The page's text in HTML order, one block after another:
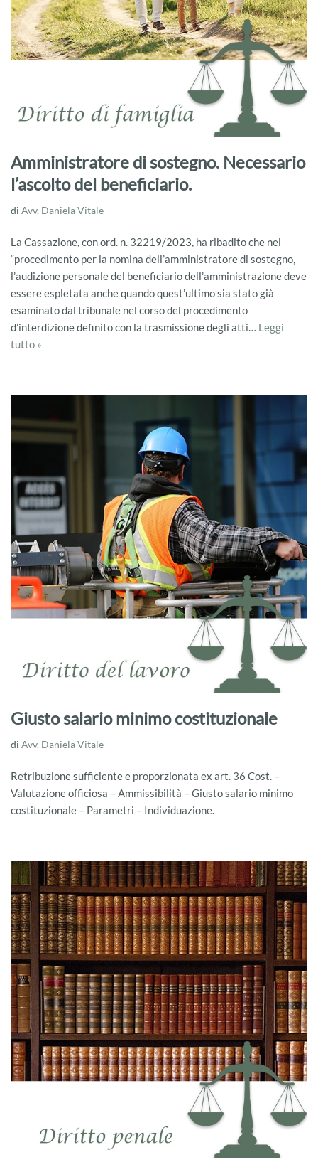
Amministratore di sostegno. Necessario
l’ascolto del beneficiario.
di Avv. Daniela Vitale
La Cassazione, con ord. n. 32219/2023, ha ribadito che nel
“procedimento per la nomina dell’amministratore di sostegno,
l’audizione personale del beneficiario dell’amministrazione deve
essere espletata anche quando quest’ultimo sia stato già
esaminato dal tribunale nel corso del procedimento
d’interdizione definito con la trasmissione degli atti… Leggi
tutto »
Giusto salario minimo costituzionale
di Avv. Daniela Vitale
Retribuzione sufficiente e proporzionata ex art. 36 Cost. –
Valutazione officiosa – Ammissibilità – Giusto salario minimo
costituzionale – Parametri – Individuazione.